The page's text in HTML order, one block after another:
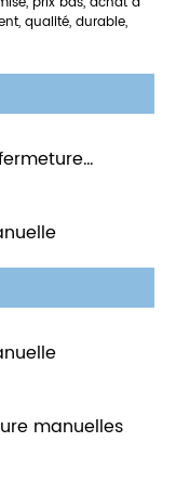
qualité, durable,
manuelles